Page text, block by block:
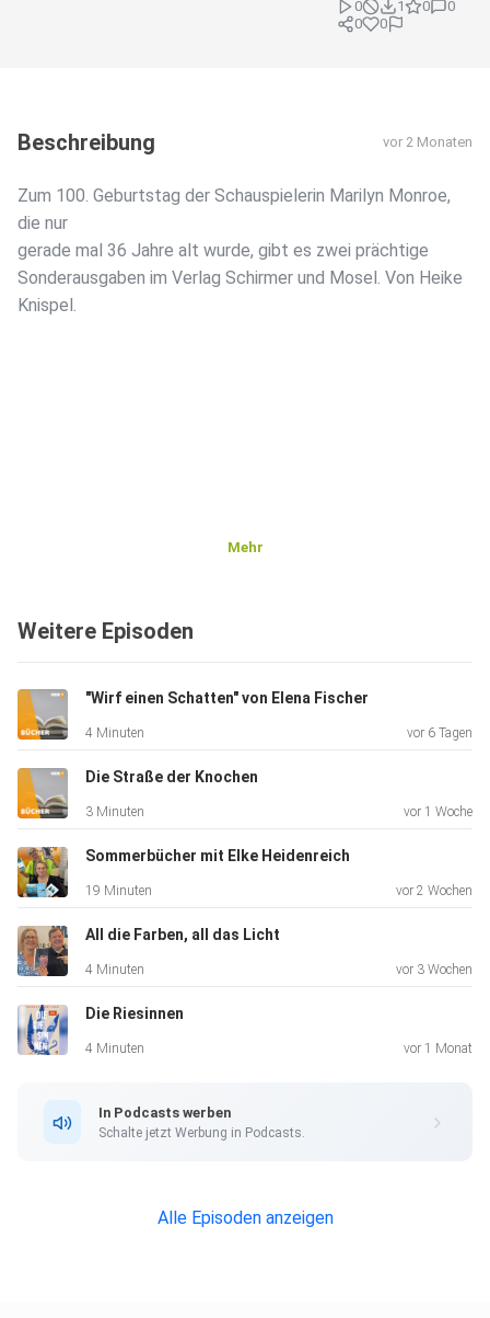
0 1 0
0
0
0
Beschreibung vor 2 Monaten
Zum 100. Geburtstag der Schauspielerin Marilyn Monroe,
die nur
gerade mal 36 Jahre alt wurde, gibt es zwei prächtige
Sonderausgaben im Verlag Schirmer und Mosel. Von Heike
Knispel.
Mehr
Weitere Episoden
"Wirf einen Schatten" von Elena Fischer
4 Minuten vor 6 Tagen
Die Straße der Knochen
3 Minuten vor 1 Woche
Sommerbücher mit Elke Heidenreich
19 Minuten vor 2 Wochen
All die Farben, all das Licht
4 Minuten vor 3 Wochen
Die Riesinnen
4 Minuten vor 1 Monat
In Podcasts werben
Schalte jetzt Werbung in Podcasts.
Alle Episoden anzeigen